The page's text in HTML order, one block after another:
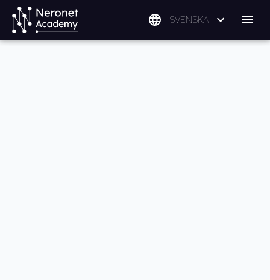
SVENSKA